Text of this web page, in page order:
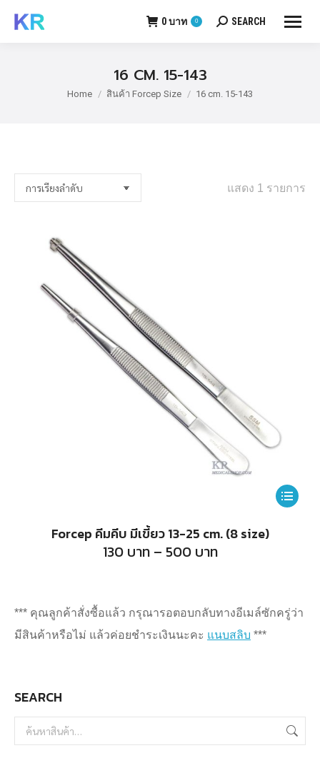
0บาท 0 Search:
SEARCH
16 CM. 15-143
You are here:
Home สินค้า Forcep Size 16 cm. 15-143
แสดง 1 รายการ
This
The
on
the
Forcep คีมคีบ มีเขี้ยว 13-25 cm. (8 size)
130บาท – 500บาทPrice
range:
500
บาท
*** คุณลูกค้าสั่งซื้อแล้ว กรุณารอตอบกลับทางอีเมล์ซักครู่ว่า
มีสินค้าหรือไม่ แล้วค่อยชำระเงินนะคะ แนบสลิบ ***
SEARCH